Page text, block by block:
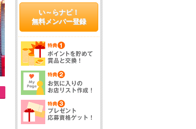
い～らナビ！
無料メンバー登録